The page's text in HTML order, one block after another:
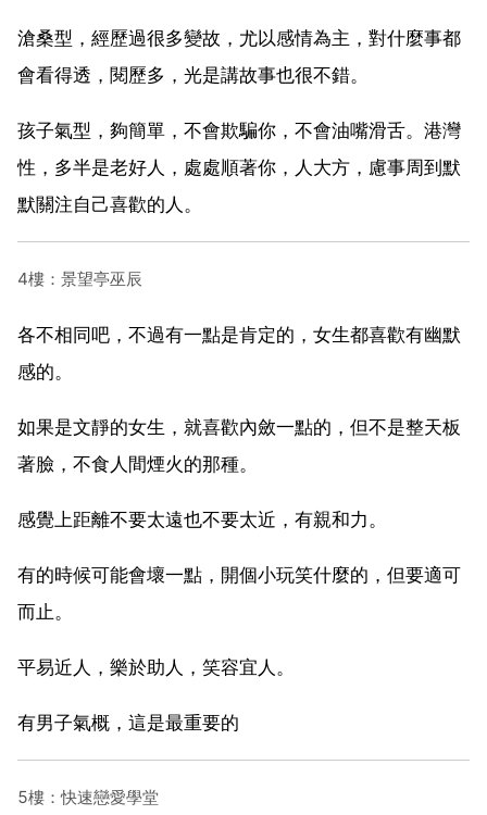
滄桑型，經歷過很多變故，尤以感情為主，對什麼事都
會看得透，閱歷多，光是講故事也很不錯。
孩子氣型，夠簡單，不會欺騙你，不會油嘴滑舌。港灣
性，多半是老好人，處處順著你，人大方，慮事周到默
默關注自己喜歡的人。
4樓：景望亭巫辰
各不相同吧，不過有一點是肯定的，女生都喜歡有幽默
感的。
如果是文靜的女生，就喜歡內斂一點的，但不是整天板
著臉，不食人間煙火的那種。
感覺上距離不要太遠也不要太近，有親和力。
有的時候可能會壞一點，開個小玩笑什麼的，但要適可
而止。
平易近人，樂於助人，笑容宜人。
有男子氣概，這是最重要的
5樓：快速戀愛學堂